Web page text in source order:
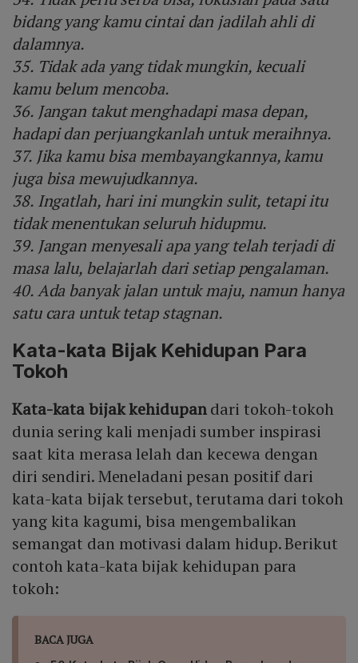
bidang yang kamu cintai dan jadilah ahli di
dalamnya.
35. Tidak ada yang tidak mungkin, kecuali
kamu belum mencoba.
36. Jangan takut menghadapi masa depan,
hadapi dan perjuangkanlah untuk meraihnya.
37. Jika kamu bisa membayangkannya, kamu
juga bisa mewujudkannya.
38. Ingatlah, hari ini mungkin sulit, tetapi itu
tidak menentukan seluruh hidupmu.
39. Jangan menyesali apa yang telah terjadi di
masa lalu, belajarlah dari setiap pengalaman.
40. Ada banyak jalan untuk maju, namun hanya
satu cara untuk tetap stagnan.
Kata-kata Bijak Kehidupan Para
Tokoh
Kata-kata bijak kehidupandari tokoh-tokoh
dunia sering kali menjadi sumber inspirasi
saat kita merasa lelah dan kecewa dengan
diri sendiri. Meneladani pesan positif dari
kata-kata bijak tersebut, terutama dari tokoh
yang kita kagumi, bisa mengembalikan
semangat dan motivasi dalam hidup. Berikut
contoh kata-kata bijak kehidupan para
tokoh:
BACA JUGA